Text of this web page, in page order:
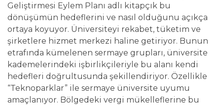
Geliştirmesi Eylem Planı adlı kitapçık bu
dönüşümün hedeflerini ve nasıl olduğunu açıkça
ortaya koyuyor. Üniversiteyi rekabet, tüketim ve
şirketlere hizmet merkezi haline getiriyor. Bunun
etrafında kümelenen sermaye grupları, üniversite
kademelerindeki işbirlikçileriyle bu alanı kendi
hedefleri doğrultusunda şekillendiriyor. Özellikle
“Teknoparklar” ile sermaye üniversite uyumu
amaçlanıyor. Bölgedeki vergi mükelleflerine bu